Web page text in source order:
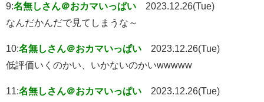
9:名無しさん＠おカマいっぱい
2023.12.26(Tue)
なんだかんだで見てしまうな～
10:名無しさん＠おカマいっぱい
2023.12.26(Tue)
低評価いくのかい、いかないのかいwwwww
11:名無しさん＠おカマいっぱい
2023.12.26(Tue)